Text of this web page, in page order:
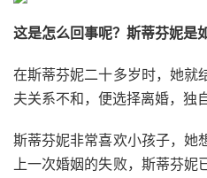
这是怎么回事呢？斯蒂芬妮是
在斯蒂芬妮二十多岁时，她就
夫关系不和，便选择离婚，独
斯蒂芬妮非常喜欢小孩子，她
上一次婚姻的失败，斯蒂芬妮